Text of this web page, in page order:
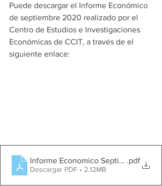
Puede descargar el Informe Económico
de septiembre 2020 realizado por el
Centro de Estudios e Investigaciones
Económicas de CCIT, a través de el
siguiente enlace:
Informe Economico Septiembre 2020
.pdf
Descargar PDF • 2.12MB